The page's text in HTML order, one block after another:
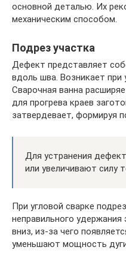
основной деталью. Их
механическим способом.
Подрез участка
Дефект представляет
вдоль шва. Возникает при
Сварочная ванна
для прогрева краев
затвердевает, формируя
Для устранения
или увеличивают силу
При угловой сварке
неправильного удержания
вниз, из-за чего
уменьшают мощность